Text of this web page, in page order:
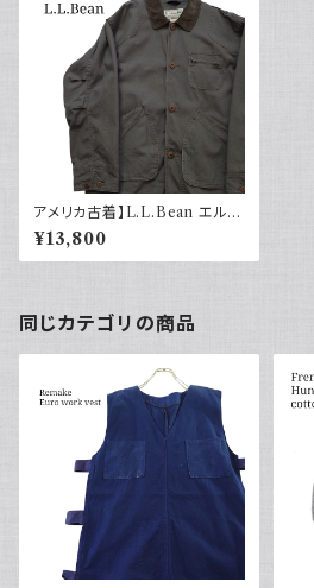
アメリカ古着】L.L.Bean エルエ
ルビーン ハンティングジャケット
カーキ
¥13,800
同じカテゴリの商品